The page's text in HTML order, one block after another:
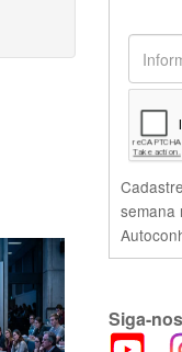
semana
Siga-